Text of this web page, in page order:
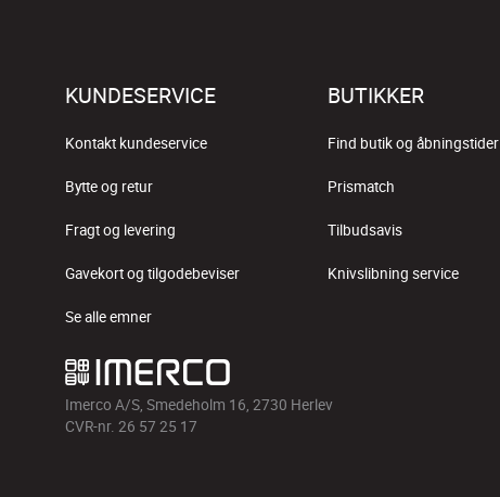
KUNDESERVICE
Kontakt kundeservice
Bytte og retur
Fragt og levering
Gavekort og tilgodebeviser
Se alle emner
BUTIKKER
Find butik og åbningstider
Prismatch
Tilbudsavis
Knivslibning service
Imerco A/S, Smedeholm 16, 2730 Herlev
CVR-nr. 26 57 25 17